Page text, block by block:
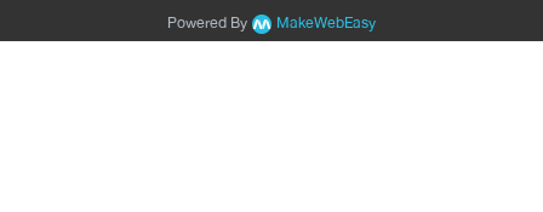
Powered By MakeWebEasy